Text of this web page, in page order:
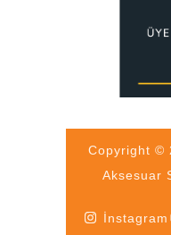
Copyright ©
Aksesuar
İnstagram